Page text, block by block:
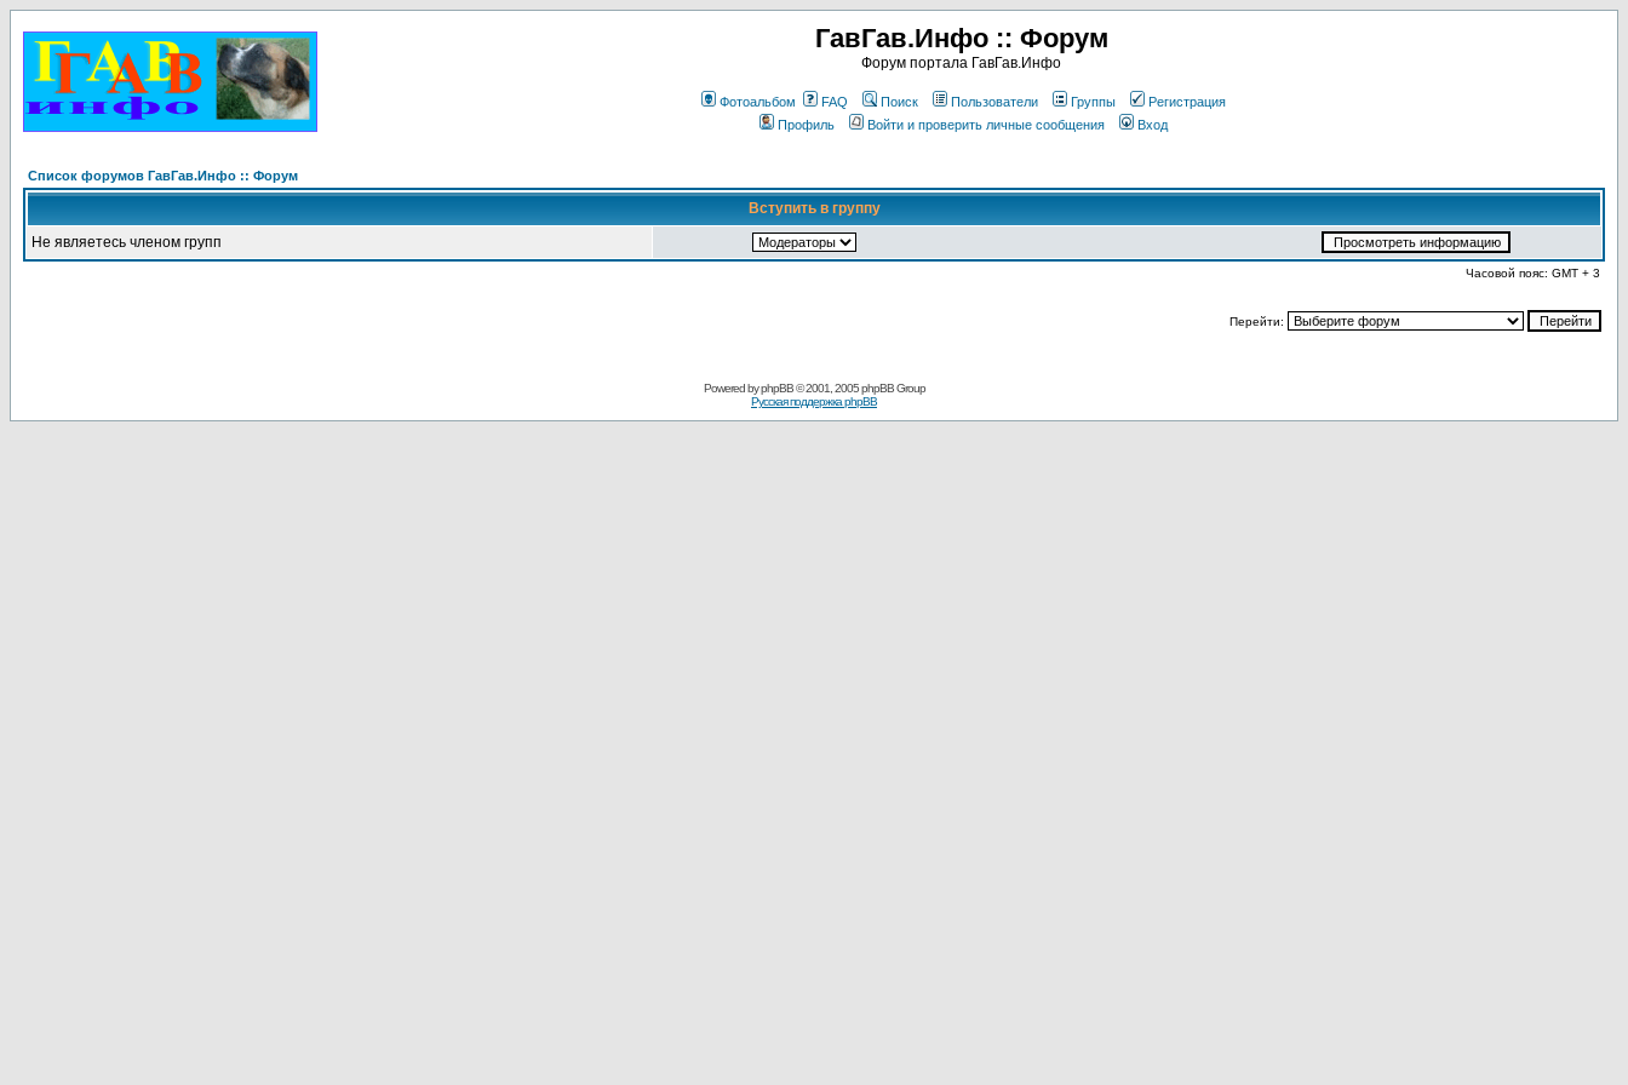
ГавГав.Инфо :: Форум
Форум портала ГавГав.Инфо
Фотоальбом FAQ Поиск Пользователи Группы
Регистрация
Профиль
Войти и проверить личные сообщения Вход
Список форумов ГавГав.Инфо :: Форум
Вступить в группу
Не являетесь членом групп
Часовой пояс: GMT + 3
Перейти:
Powered byphpBB© 2001, 2005 phpBB Group
Русская поддержка phpBB